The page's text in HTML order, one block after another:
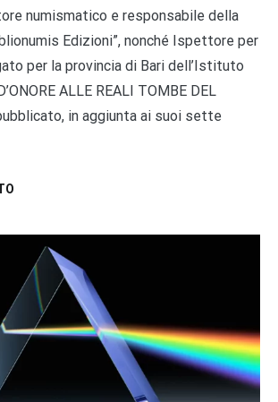
numismatico e responsabile della
Edizioni”, nonché Ispettore per
per la provincia di Bari dell’Istituto
ALLE REALI TOMBE DEL
in aggiunta ai suoi sette